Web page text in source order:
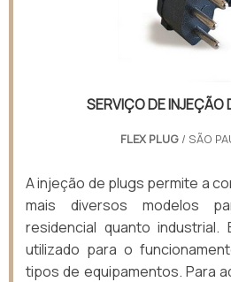
SERVIÇO DE INJEÇÃO
FLEX PLUG / SÃO
A injeção de plugs permite a
mais diversos modelos
residencial quanto
utilizado para o
tipos de equipamentos. Para